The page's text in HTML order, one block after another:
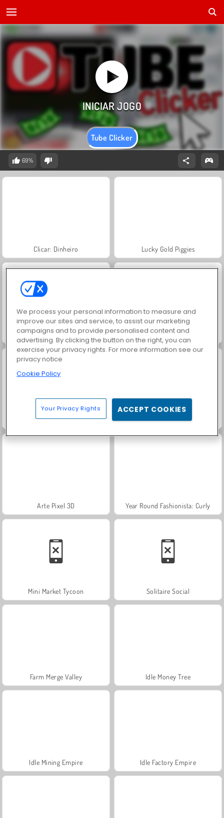
Tube Clicker
69%
Clicar: Dinheiro Lucky Gold Piggies
Idle Miner Tycoon Toilet Roll
Capybara Evolution: Clicker Castle Craft: Merge Quest
Arte Pixel 3D Year Round Fashionista: Curly
Mini Market Tycoon Solitaire Social
Farm Merge Valley Idle Money Tree
Idle Mining Empire Idle Factory Empire
We process your personal information to measure and
improve our sites and service, to assist our marketing
campaigns and to provide personalised content and
advertising. By clicking the button on the right, you can
exercise your privacy rights. For more information see our
privacy notice
Cookie Policy
Your Privacy Rights ACCEPT COOKIES